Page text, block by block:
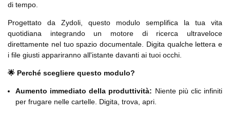
di tempo.
Progettato da Zydoli, questo modulo semplifica la tua vita
quotidiana integrando un motore di ricerca ultraveloce
direttamente nel tuo spazio documentale. Digita qualche lettera e
i file giusti appariranno all'istante davanti ai tuoi occhi.
🌟 Perché scegliere questo modulo?
Aumento immediato della produttività: Niente più clic infiniti
per frugare nelle cartelle. Digita, trova, apri.